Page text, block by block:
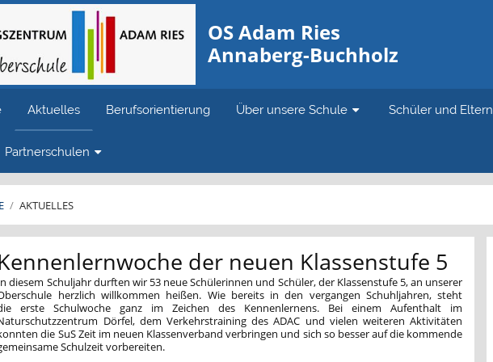
OS Adam Ries
Annaberg-Buchholz
Aktuelles Berufsorientierung Über unsere Schule Schüler und Eltern
Partnerschulen
/ AKTUELLES
der neuen Klassenstufe 5
diesem Schuljahr durften wir 53 neue Schülerinnen und Schüler, der Klassenstufe 5, an unserer
herzlich willkommen heißen. Wie bereits in den vergangen Schuhljahren, steht
erste Schulwoche ganz im Zeichen des Kennenlernens. Bei einem Aufenthalt im
Dörfel, dem Verkehrstraining des ADAC und vielen weiteren Aktivitäten
die SuS Zeit im neuen Klassenverband verbringen und sich so besser auf die kommende
Schulzeit vorbereiten.